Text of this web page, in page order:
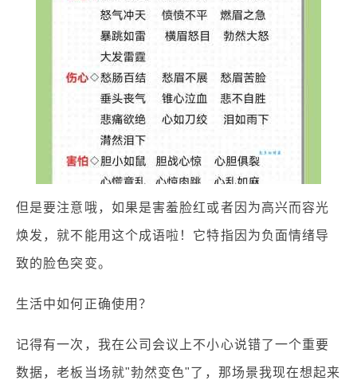
但是要注意哦，如果是害羞脸红或者因为高兴而容光
焕发，就不能用这个成语啦！它特指因为负面情绪导
致的脸色突变。
生活中如何正确使用？
记得有一次，我在公司会议上不小心说错了一个重要
数据，老板当场就"勃然变色"了，那场景我现在想起来